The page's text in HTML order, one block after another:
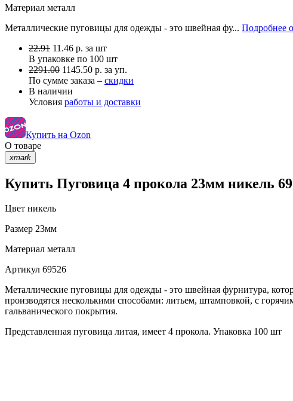
Материал металл
Металлические пуговицы для одежды - это швейная фу... Подробнее
22.91 11.46 р. за шт
В упаковке по 100 шт
2291.00 1145.50 р. за уп.
По сумме заказа – скидки
В наличии
Условия работы и доставки
Купить на Ozon
О товаре
xmark
Купить Пуговица 4 прокола 23мм никель
Цвет никель
Размер 23мм
Материал металл
Артикул 69526
Металлические пуговицы для одежды - это швейная фурнитура,
производятся несколькими способами: литьем, штамповкой, с
гальванического покрытия.
Представленная пуговица литая, имеет 4 прокола. Упаковка 100 шт